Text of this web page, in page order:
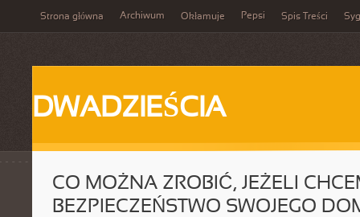
Strona główna Archiwum Okłamuje Pepsi Spis Treści
DWADZIEŚCIA
CO MOŻNA ZROBIĆ, JEŻELI
BEZPIECZEŃSTWO SWOJEGO